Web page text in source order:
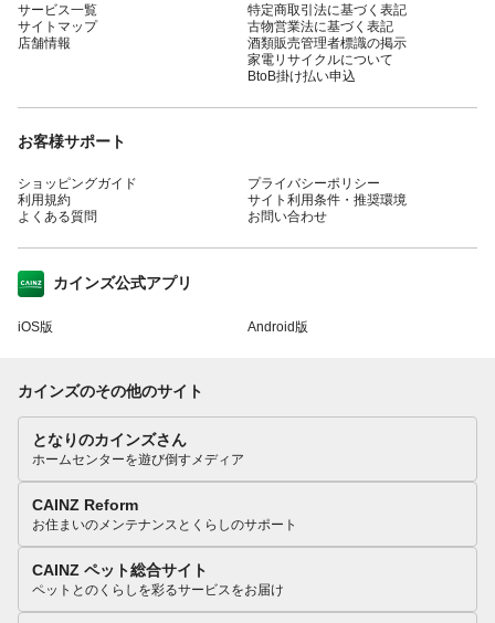
サービス一覧
サイトマップ
店舗情報
特定商取引法に基づく表記
古物営業法に基づく表記
酒類販売管理者標識の掲示
家電リサイクルについて
BtoB掛け払い申込
お客様サポート
ショッピングガイド
利用規約
よくある質問
プライバシーポリシー
サイト利用条件・推奨環境
お問い合わせ
カインズ公式アプリ
iOS版 Android版
カインズのその他のサイト
となりのカインズさん
ホームセンターを遊び倒すメディア
CAINZ Reform
お住まいのメンテナンスとくらしのサポート
CAINZ ペット総合サイト
ペットとのくらしを彩るサービスをお届け